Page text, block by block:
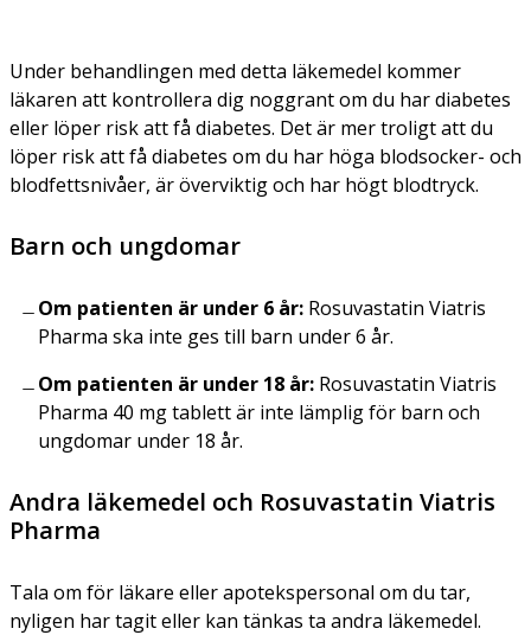
Under behandlingen med detta läkemedel kommer
läkaren att kontrollera dig noggrant om du har diabetes
eller löper risk att få diabetes. Det är mer troligt att du
löper risk att få diabetes om du har höga blodsocker- och
blodfettsnivåer, är överviktig och har högt blodtryck.
Barn och ungdomar
Om patienten är under 6 år: Rosuvastatin Viatris
Pharma ska inte ges till barn under 6 år.
Om patienten är under 18 år: Rosuvastatin Viatris
Pharma 40 mg tablett är inte lämplig för barn och
ungdomar under 18 år.
Andra läkemedel och Rosuvastatin Viatris
Pharma
Tala om för läkare eller apotekspersonal om du tar,
nyligen har tagit eller kan tänkas ta andra läkemedel.